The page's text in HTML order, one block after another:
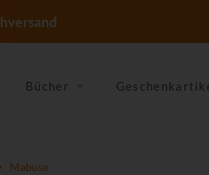
Bücher
Mabuse